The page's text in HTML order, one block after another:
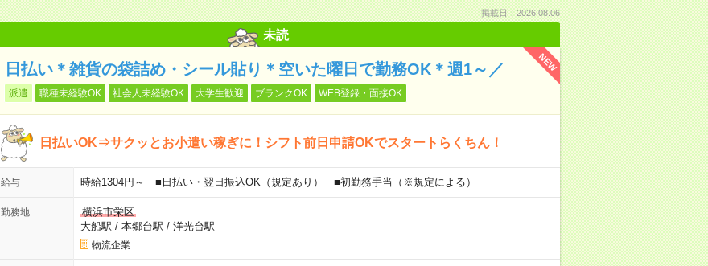
掲載日：2026.08.06
未読
NEW
日払い＊雑貨の袋詰め・シール貼り＊空いた曜日で勤務OK＊週1～／
派遣 職種未経験OK 社会人未経験OK 大学生歓迎 ブランクOK WEB登録・面接OK
日払いOK⇒サクッとお小遣い稼ぎに！シフト前日申請OKでスタートらくちん！
給与 時給1304円～ ■日払い・翌日振込OK（規定あり） ■初勤務手当（※規定による）
勤務地
横浜市栄区
大船駅 / 本郷台駅 / 洋光台駅
物流企業